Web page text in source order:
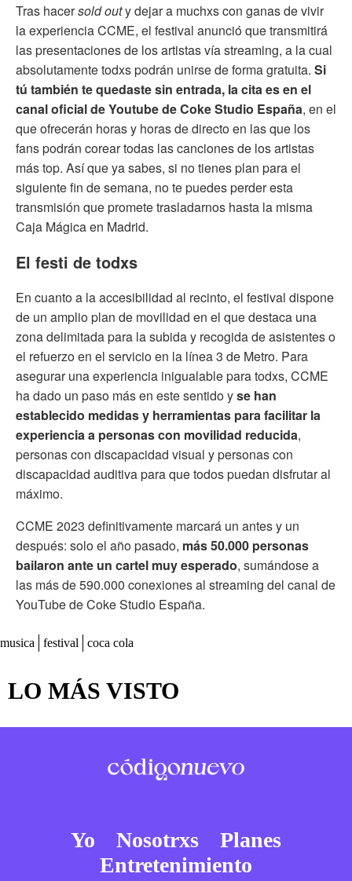
Tras hacersold outy dejar a muchxs con ganas de vivir
la experiencia CCME, el festival anunció que transmitirá
las presentaciones de los artistas vía streaming, a la cual
absolutamente todxs podrán unirse de forma gratuita. Si
tú también te quedaste sin entrada, la cita es en el
canal oficial de Youtube de Coke Studio España, en el
que ofrecerán horas y horas de directo en las que los
fans podrán corear todas las canciones de los artistas
más top. Así que ya sabes, si no tienes plan para el
siguiente fin de semana, no te puedes perder esta
transmisión que promete trasladarnos hasta la misma
Caja Mágica en Madrid.
El festi de todxs
En cuanto a la accesibilidad al recinto, el festival dispone
de un amplio plan de movilidad en el que destaca una
zona delimitada para la subida y recogida de asistentes o
el refuerzo en el servicio en la línea 3 de Metro. Para
asegurar una experiencia inigualable para todxs, CCME
ha dado un paso más en este sentido yse han
establecido medidas y herramientas para facilitar la
experiencia a personas con movilidad reducida,
personas con discapacidad visual y personas con
discapacidad auditiva para que todos puedan disfrutar al
máximo.
CCME 2023 definitivamente marcará un antes y un
después: solo el año pasado, más 50.000 personas
bailaron ante un cartel muy esperado, sumándose a
las más de 590.000 conexiones al streaming del canal de
YouTube de Coke Studio España.
musica festival coca cola
LO MÁS VISTO
Yo Nosotrxs
Planes
Entretenimiento